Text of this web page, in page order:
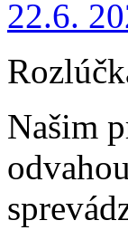
Našim